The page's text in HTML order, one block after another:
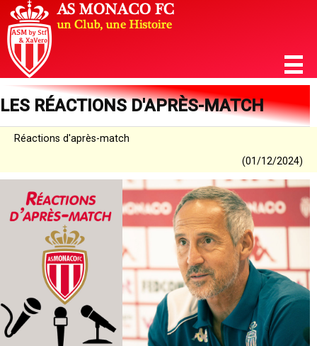
LES RÉACTIONS D'APRÈS-MATCH
Réactions d'après-match
(01/12/2024)